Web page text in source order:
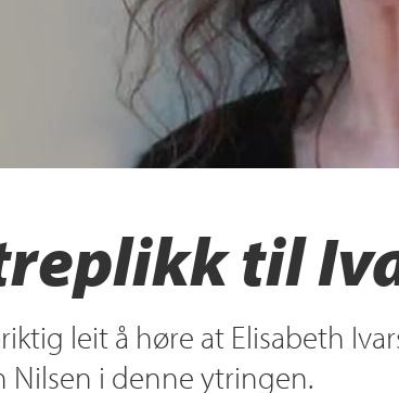
til
leit å høre at Elisabeth
Nilsen i denne ytringen.